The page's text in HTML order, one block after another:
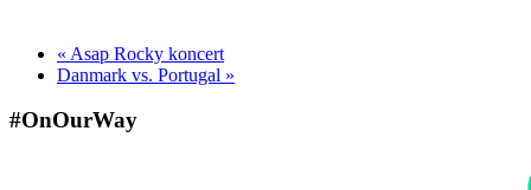
« Asap Rocky koncert
Danmark vs. Portugal »
#OnOurWay